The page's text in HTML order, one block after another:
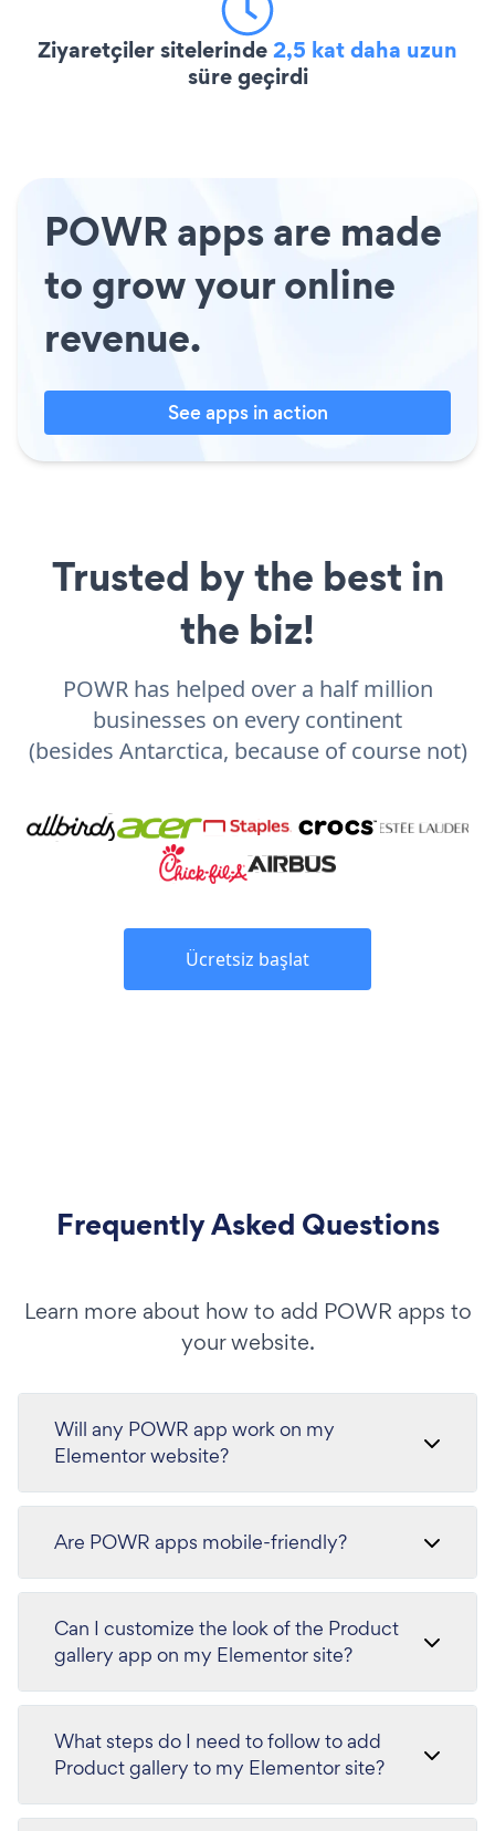
Ziyaretçiler sitelerinde2,5 kat daha uzun
süre geçirdi
POWR apps are made
to grow your online
revenue.
See apps in action
Trusted by the best in
the biz!
POWR has helped over a half million
businesses on every continent
(besides Antarctica, because of course not)
Ücretsiz başlat
Frequently Asked Questions
Learn more about how to add POWR apps to
your website.
Will any POWR app work on my
Elementor website?
Are POWR apps mobile-friendly?
Can I customize the look of the Product
gallery app on my Elementor site?
What steps do I need to follow to add
Product gallery to my Elementor site?